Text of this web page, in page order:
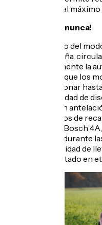
disfrutar al
¡No lo olvides nunca!
El impacto del
en montaña,
drásticamente la
mientras que los
proporcionar
La necesidad de
busca con
con puntos de
como un Bosch
recargar durante
La posibilidad de
verse limitado en